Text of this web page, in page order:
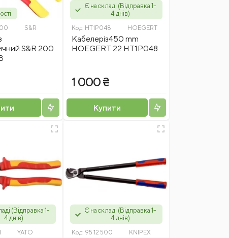
S&R
S&R 200
Є на складі (Відправка 1-
4 днів)
Код: HT1P048 HOEGERT
Кабелеріз450 mm
HOEGERT 22 HT1P048
1 000 ₴
Купити
(Відправка 1-
4 днів)
YATO
Є на складі (Відправка 1-
4 днів)
Код: 95 12 500 KNIPEX